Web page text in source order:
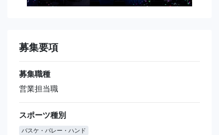
募集要項
募集職種
営業担当職
スポーツ種別
バスケ・バレー・ハンド